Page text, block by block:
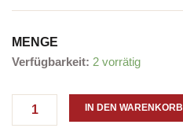
WAR:
MENGE
Verfügbarkeit: 2 vorrätig
"UNIVER"
IN DEN WARENKORB